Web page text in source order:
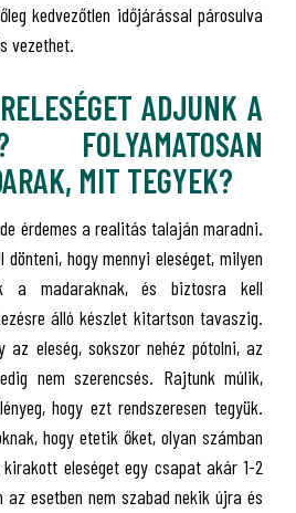
kedvezőtlen időjárással párosulva
vezethet.
ADJUNK A
FOLYAMATOSAN
MIT TEGYEK?
érdemes a realitás talaján maradni.
hogy mennyi eleséget, milyen
a madaraknak, és biztosra kell
álló készlet kitartson tavaszig.
az eleség, sokszor nehéz pótolni, az
nem szerencsés. Rajtunk múlik,
hogy ezt rendszeresen tegyük.
hogy etetik őket, olyan számban
kirakott eleséget egy csapat akár 1-2
esetben nem szabad nekik újra és